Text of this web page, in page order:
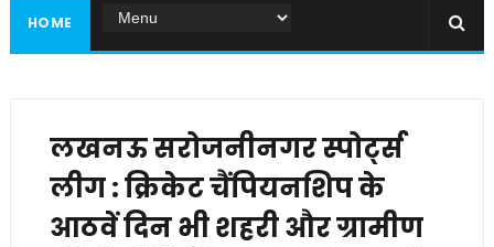
HOME
लखनऊ सरोजनीनगर स्पोर्ट्स
लीग : क्रिकेट चैंपियनशिप के
आठवें दिन भी शहरी और ग्रामीण